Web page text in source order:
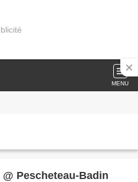
MENU
Pescheteau-Badin